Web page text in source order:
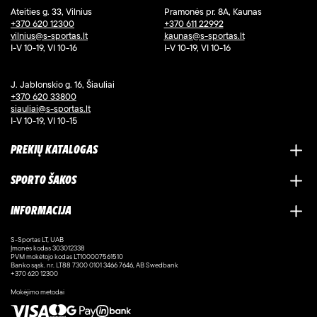
Ateities g. 33, Vilnius
+370 620 12300
vilnius@s-sportas.lt
I-V 10-19, VI 10-16
Pramonės pr. 8A, Kaunas
+370 611 22992
kaunas@s-sportas.lt
I-V 10-19, VI 10-16
J. Jablonskio g. 16, Šiauliai
+370 620 33800
siauliai@s-sportas.lt
I-V 10-19, VI 10-15
PREKIŲ KATALOGAS
SPORTO ŠAKOS
INFORMACIJA
S-Sportas LT, UAB
Įmonės kodas 303012338
PVM mokėtojo kodas LT100007561510
Banko sąsk. nr. LT88 7300 0101 3466 7646, AB Swedbank
+370 620 12300
Mokėjimo metodai